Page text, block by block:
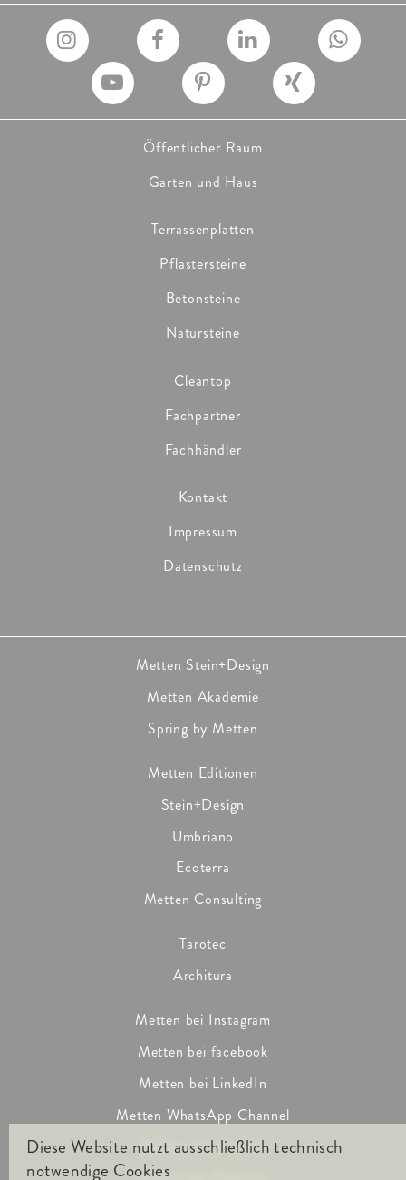
Öffentlicher Raum
Garten und Haus
Terrassenplatten
Pflastersteine
Betonsteine
Natursteine
Cleantop
Fachpartner
Fachhändler
Kontakt
Impressum
Datenschutz
Metten Stein+Design
Metten Akademie
Spring by Metten
Metten Editionen
Stein+Design
Umbriano
Ecoterra
Metten Consulting
Tarotec
Architura
Metten bei Instagram
Metten bei facebook
Metten bei LinkedIn
Metten WhatsApp Channel
Metten bei youtube
Diese Website nutzt ausschließlich technisch
notwendige Cookies